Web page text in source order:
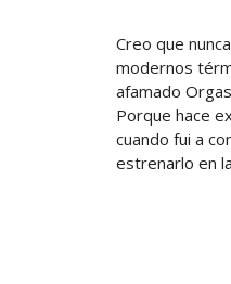
Creo que
modernos
afamado
Porque hace
cuando fui a
estrenarlo en